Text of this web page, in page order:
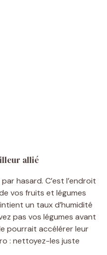
allié
hasard. C’est l’endroit
vos fruits et légumes
un taux d’humidité
pas vos légumes avant
pourrait accélérer leur
: nettoyez-les juste